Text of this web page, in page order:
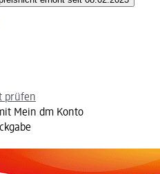
prüfen
Mein dm Konto